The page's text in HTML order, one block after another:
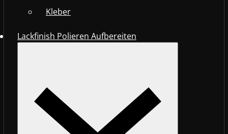
Kleber
Lackfinish Polieren Aufbereiten